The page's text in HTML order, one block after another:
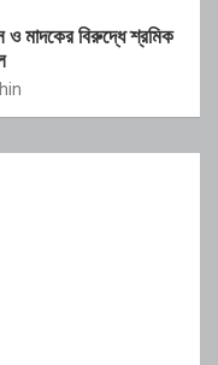
ও মাদকের বিরুদ্ধে শ্রমিক